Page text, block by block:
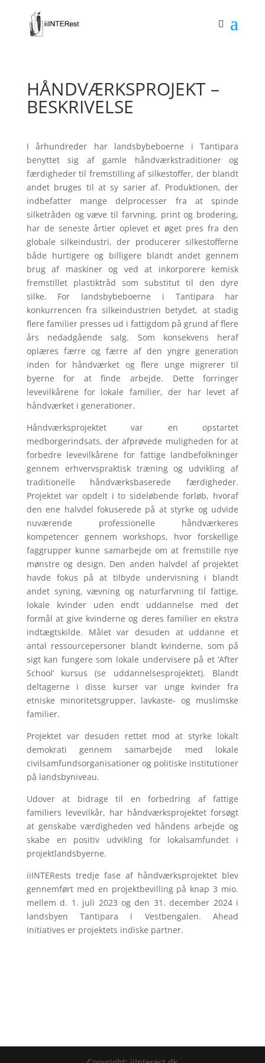
HÅNDVÆRKSPROJEKT –
BESKRIVELSE
I århundreder har landsbybeboerne i Tantipara
benyttet sig af gamle håndværkstraditioner og
færdigheder til fremstilling af silkestoffer, der blandt
andet bruges til at sy sarier af. Produktionen, der
indbefatter mange delprocesser fra at spinde
silketråden og væve til farvning, print og brodering,
har de seneste årtier oplevet et øget pres fra den
globale silkeindustri, der producerer silkestofferne
både hurtigere og billigere blandt andet gennem
brug af maskiner og ved at inkorporere kemisk
fremstillet plastiktråd som substitut til den dyre
silke. For landsbybeboerne i Tantipara har
konkurrencen fra silkeindustrien betydet, at stadig
flere familier presses ud i fattigdom på grund af flere
års nedadgående salg. Som konsekvens heraf
oplæres færre og færre af den yngre generation
inden for håndværket og flere unge migrerer til
byerne for at finde arbejde. Dette forringer
levevilkårene for lokale familier, der har levet af
håndværket i generationer.
Håndværksprojektet var en opstartet
medborgerindsats, der afprøvede muligheden for at
forbedre levevilkårene for fattige landbefolkninger
gennem erhvervspraktisk træning og udvikling af
traditionelle håndværksbaserede færdigheder.
Projektet var opdelt i to sideløbende forløb, hvoraf
den ene halvdel fokuserede på at styrke og udvide
nuværende professionelle håndværkeres
kompetencer gennem workshops, hvor forskellige
faggrupper kunne samarbejde om at fremstille nye
mønstre og design. Den anden halvdel af projektet
havde fokus på at tilbyde undervisning i blandt
andet syning, vævning og naturfarvning til fattige,
lokale kvinder uden endt uddannelse med det
formål at give kvinderne og deres familier en ekstra
indtægtskilde. Målet var desuden at uddanne et
antal ressourcepersoner blandt kvinderne, som på
sigt kan fungere som lokale undervisere på et ’After
School’ kursus (se uddannelsesprojektet). Blandt
deltagerne i disse kurser var unge kvinder fra
etniske minoritetsgrupper, lavkaste- og muslimske
familier.
Projektet var desuden rettet mod at styrke lokalt
demokrati gennem samarbejde med lokale
civilsamfundsorganisationer og politiske institutioner
på landsbyniveau.
Udover at bidrage til en forbedring af fattige
familiers levevilkår, har håndværksprojektet forsøgt
at genskabe værdigheden ved håndens arbejde og
skabe en positiv udvikling for lokalsamfundet i
projektlandsbyerne.
iiINTERests tredje fase af håndværksprojektet blev
gennemført med en projektbevilling på knap 3 mio.
mellem d. 1. juli 2023 og den 31. december 2024 i
landsbyen Tantipara i Vestbengalen. Ahead
Initiatives er projektets indiske partner.